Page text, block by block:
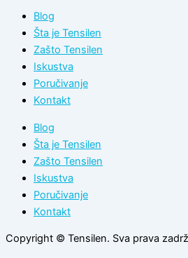
Blog
Šta je Tensilen
Zašto Tensilen
Iskustva
Poručivanje
Kontakt
Blog
Šta je Tensilen
Zašto Tensilen
Iskustva
Poručivanje
Kontakt
Copyright © Tensilen. Sva prava